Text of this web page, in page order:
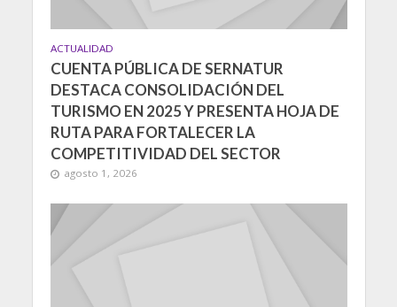
ACTUALIDAD
CUENTA PÚBLICA DE SERNATUR
DESTACA CONSOLIDACIÓN DEL
TURISMO EN 2025 Y PRESENTA HOJA DE
RUTA PARA FORTALECER LA
COMPETITIVIDAD DEL SECTOR
agosto 1, 2026